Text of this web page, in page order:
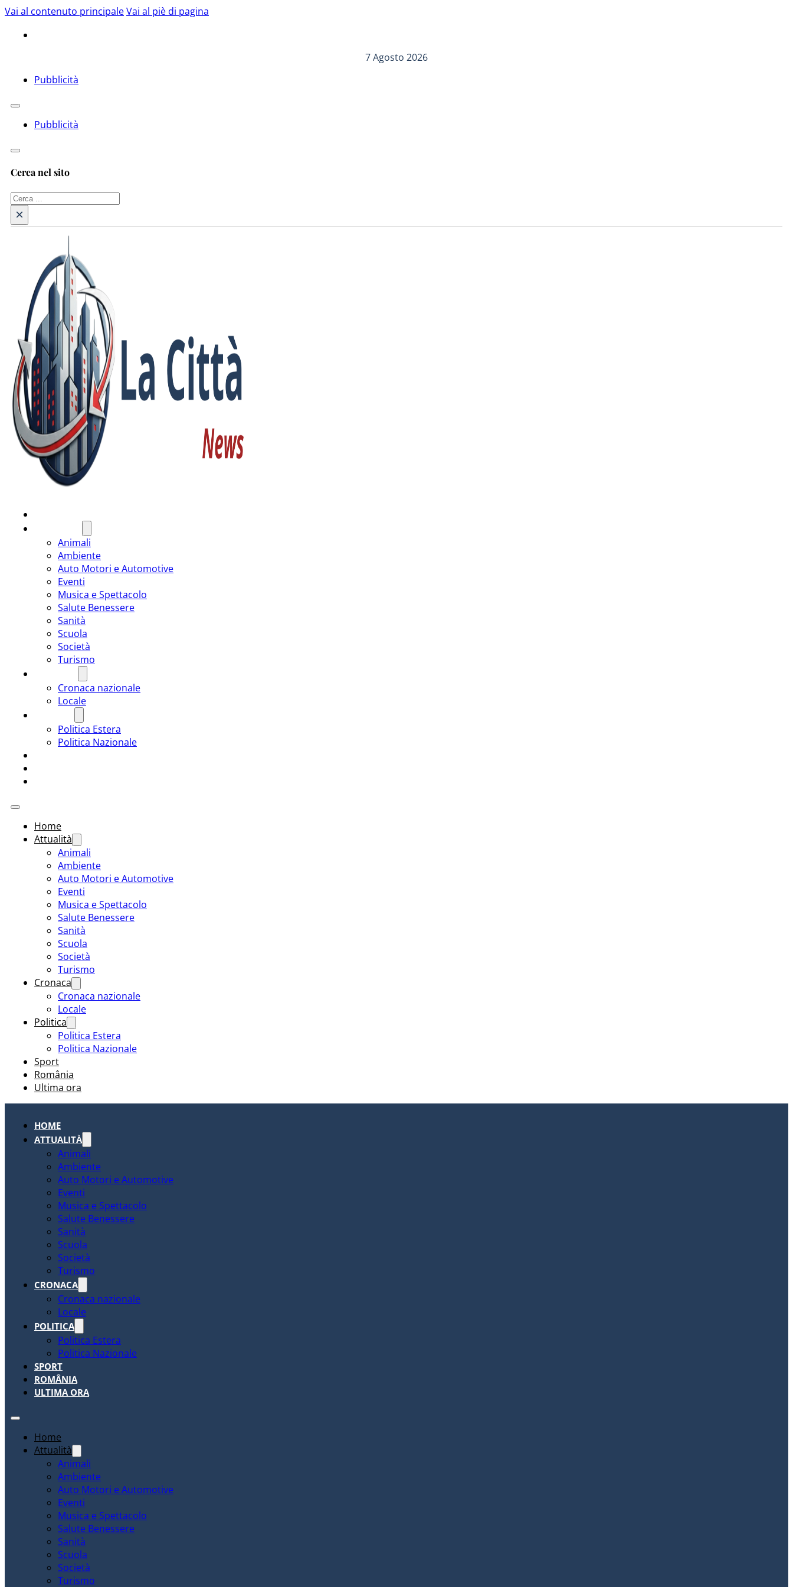
Vai al contenuto principaleVai al piè di pagina
7 Agosto 2026
Pubblicità
Pubblicità
Cerca nel sito
Cerca
×
Animali
Ambiente
Auto Motori e Automotive
Eventi
Musica e Spettacolo
Salute Benessere
Sanità
Scuola
Società
Turismo
Cronaca nazionale
Locale
Politica Estera
Politica Nazionale
Home
Attualità
Animali
Ambiente
Auto Motori e Automotive
Eventi
Musica e Spettacolo
Salute Benessere
Sanità
Scuola
Società
Turismo
Cronaca
Cronaca nazionale
Locale
Politica
Politica Estera
Politica Nazionale
Sport
România
Ultima ora
HOME
ATTUALITÀ
Animali
Ambiente
Auto Motori e Automotive
Eventi
Musica e Spettacolo
Salute Benessere
Sanità
Scuola
Società
Turismo
CRONACA
Cronaca nazionale
Locale
POLITICA
Politica Estera
Politica Nazionale
SPORT
ROMÂNIA
ULTIMA ORA
Home
Attualità
Animali
Ambiente
Auto Motori e Automotive
Eventi
Musica e Spettacolo
Salute Benessere
Sanità
Scuola
Società
Turismo